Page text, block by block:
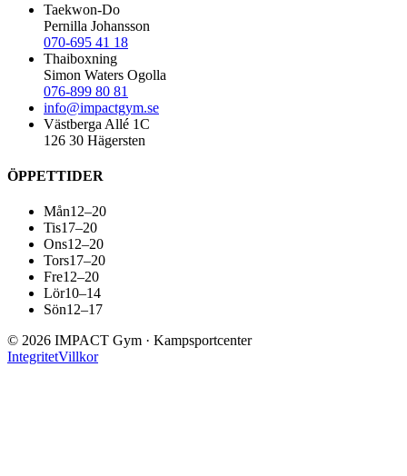
Taekwon-Do
Pernilla Johansson
070-695 41 18
Thaiboxning
Simon Waters Ogolla
076-899 80 81
info@impactgym.se
Västberga Allé 1C
126 30 Hägersten
ÖPPETTIDER
Mån12–20
Tis17–20
Ons12–20
Tors17–20
Fre12–20
Lör10–14
Sön12–17
© 2026 IMPACT Gym · Kampsportcenter
IntegritetVillkor